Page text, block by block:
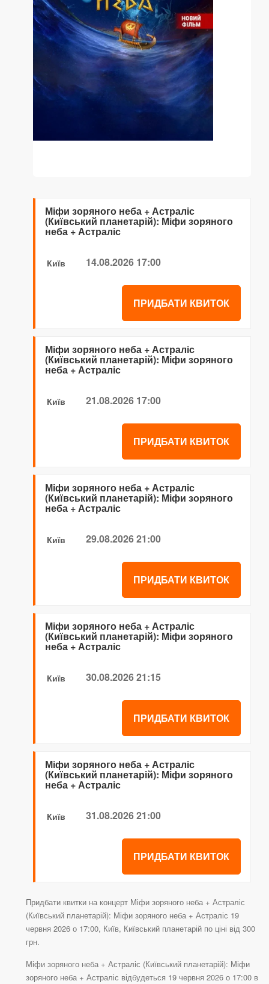
Міфи зоряного неба + Астраліс
(Київський планетарій): Міфи зоряного
неба + Астраліс
Київ 14.08.2026 17:00
ПРИДБАТИ КВИТОК
Міфи зоряного неба + Астраліс
(Київський планетарій): Міфи зоряного
неба + Астраліс
Київ 21.08.2026 17:00
ПРИДБАТИ КВИТОК
Міфи зоряного неба + Астраліс
(Київський планетарій): Міфи зоряного
неба + Астраліс
Київ 29.08.2026 21:00
ПРИДБАТИ КВИТОК
Міфи зоряного неба + Астраліс
(Київський планетарій): Міфи зоряного
неба + Астраліс
Київ 30.08.2026 21:15
ПРИДБАТИ КВИТОК
Міфи зоряного неба + Астраліс
(Київський планетарій): Міфи зоряного
неба + Астраліс
Київ 31.08.2026 21:00
ПРИДБАТИ КВИТОК
Придбати квитки на концерт Міфи зоряного неба + Астраліс
(Київський планетарій): Міфи зоряного неба + Астраліс 19
червня 2026 о 17:00, Київ, Київський планетарій по ціні від 300
грн.
Міфи зоряного неба + Астраліс (Київський планетарій): Міфи
зоряного неба + Астраліс відбудеться 19 червня 2026 о 17:00 в